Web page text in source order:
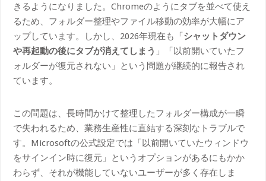
きるようになりました。Chromeのようにタブを並べて使え
るため、フォルダー整理やファイル移動の効率が大幅にア
ップしています。しかし、2026年現在も「シャットダウン
や再起動の後にタブが消えてしまう 」「以前開いていたフ
ォルダーが復元されない」という問題が継続的に報告され
ています。
この問題は、長時間かけて整理したフォルダー構成が一瞬
で失われるため、業務生産性に直結する深刻なトラブルで
す。Microsoftの公式設定では「以前開いていたウィンドウ
をサインイン時に復元」というオプションがあるにもかか
わらず、それが機能していないユーザーが多く存在しま